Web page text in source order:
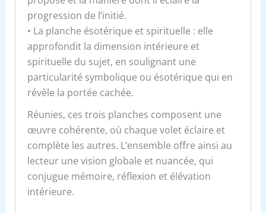
progression de l’initié.
• La planche ésotérique et spirituelle : elle
approfondit la dimension intérieure et
spirituelle du sujet, en soulignant une
particularité symbolique ou ésotérique qui en
révèle la portée cachée.
Réunies, ces trois planches composent une
œuvre cohérente, où chaque volet éclaire et
complète les autres. L’ensemble offre ainsi au
lecteur une vision globale et nuancée, qui
conjugue mémoire, réflexion et élévation
intérieure.